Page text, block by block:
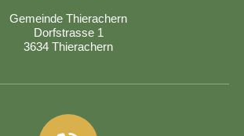
Gemeinde Thierachern
Dorfstrasse 1
3634 Thierachern